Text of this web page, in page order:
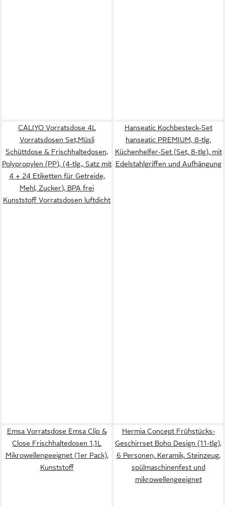
CALIYO Vorratsdose 4L
Vorratsdosen Set,Müsli
Schüttdose & Frischhaltedosen,
Polypropylen (PP), (4-tlg., Satz mit
4 + 24 Etiketten für Getreide,
Mehl, Zucker), BPA frei
Kunststoff Vorratsdosen luftdicht
Hanseatic Kochbesteck-Set
hanseatic PREMIUM, 8-tlg.
Küchenhelfer-Set (Set, 8-tlg), mit
Edelstahlgriffen und Aufhängung
Emsa Vorratsdose Emsa Clip &
Close Frischhaltedosen 1,1L
Mikrowellengeeignet (1er Pack),
Kunststoff
Hermia Concept Frühstücks-
Geschirrset Boho Design (11-tlg),
6 Personen, Keramik, Steinzeug,
spülmaschinenfest und
mikrowellengeeignet